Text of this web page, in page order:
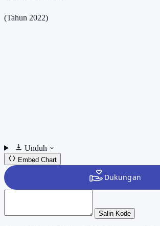
(Tahun 2022)
Unduh
Embed Chart
Salin Kode